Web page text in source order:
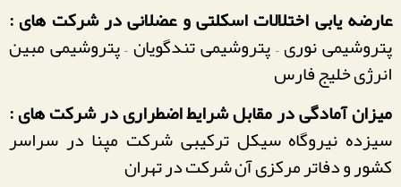
عارضه یابی اختلالات اسکلتی و عضلانی در شرکت های :
پتروشیمی نوری – پتروشیمی تندگویان – پتروشیمی مبین
انرژی خلیج فارس
میزان آمادگی در مقابل شرایط اضطراری در شرکت های :
سیزده نیروگاه سیکل ترکیبی شرکت مپنا در سراسر
کشور و دفاتر مرکزی آن شرکت در تهران